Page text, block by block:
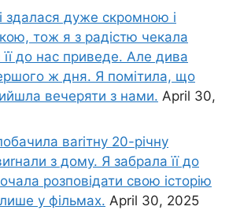
здалася дуже скромною і
тож я з радістю чекала
до нас приведе. Але дива
ж дня. Я помітила, що
вечеряти з нами. April 30,
ваrітну 20-річну
з дому. Я забрала її до
розповідати свою історію
у фільмах. April 30, 2025